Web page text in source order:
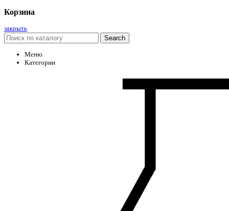
Корзина
закрыть
Search
Меню
Категории